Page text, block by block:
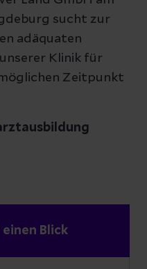
sucht zur
adäquaten
Klinik für
Zeitpunkt
Blick